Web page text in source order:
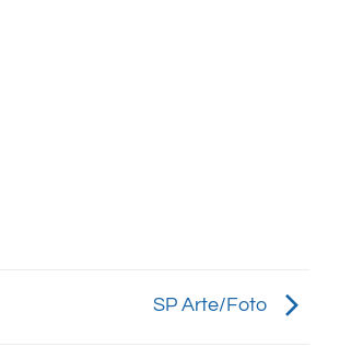
SP Arte/Foto